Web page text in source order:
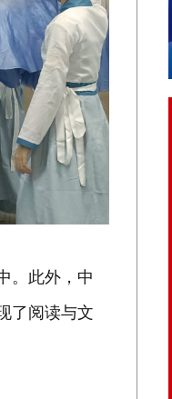
。此外，中
了阅读与文